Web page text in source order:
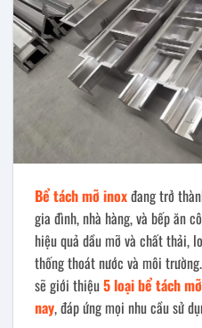
Bể tách mỡ inoxđang trở
gia đình, nhà hàng, và bếp ăn
hiệu quả dầu mỡ và chất thải,
thống thoát nước và môi
sẽ giới thiệu5 loại bể tách
nay, đáp ứng mọi nhu cầu sử